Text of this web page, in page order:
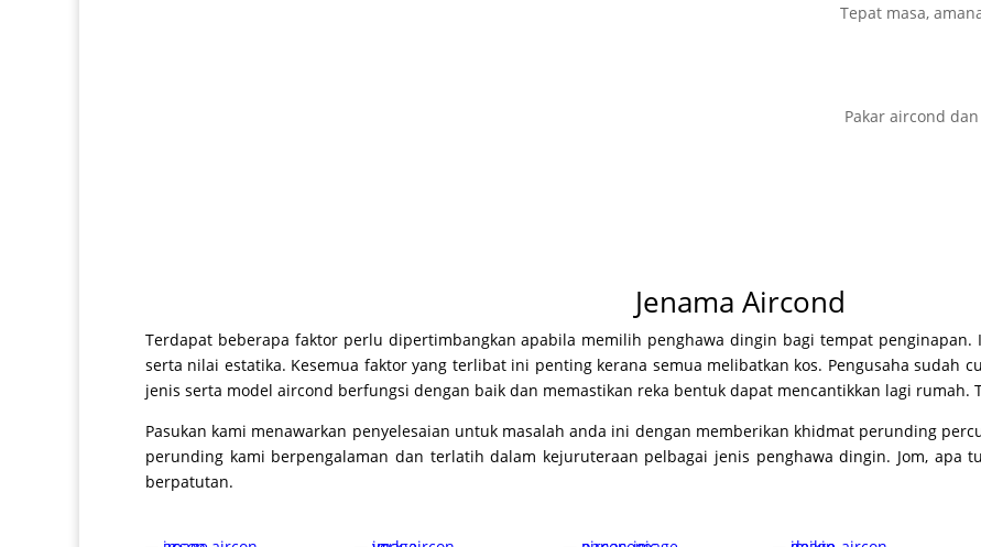
Tepat masa,
Pakar aircond
Jenama Aircond
Terdapat beberapa faktor perlu dipertimbangkan apabila memilih penghawa dingin bagi tempat
serta nilai estatika. Kesemua faktor yang terlibat ini penting kerana semua melibatkan kos. Pengusaha sudah
jenis serta model aircond berfungsi dengan baik dan memastikan reka bentuk dapat mencantikkan lagi rumah.
Pasukan kami menawarkan penyelesaian untuk masalah anda ini dengan memberikan khidmat perunding
perunding kami berpengalaman dan terlatih dalam kejuruteraan pelbagai jenis penghawa dingin. Jom, apa
berpatutan.